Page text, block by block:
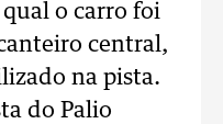
o carro foi
central,
na pista.
do Palio